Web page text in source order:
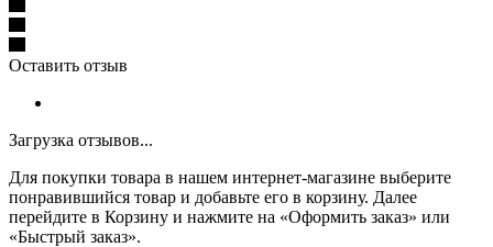
Оставить отзыв
Загрузка отзывов...
Для покупки товара в нашем интернет-магазине выберите
понравившийся товар и добавьте его в корзину. Далее
перейдите в Корзину и нажмите на «Оформить заказ» или
«Быстрый заказ».